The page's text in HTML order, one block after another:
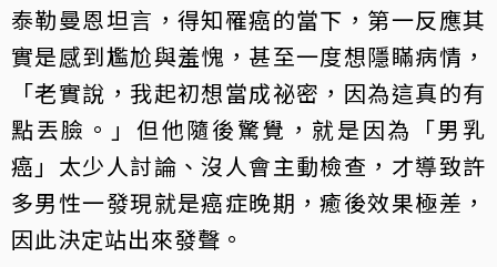
泰勒曼恩坦言，得知罹癌的當下，第一反應其
實是感到尷尬與羞愧，甚至一度想隱瞞病情，
「老實說，我起初想當成祕密，因為這真的有
點丟臉。」但他隨後驚覺，就是因為「男乳
癌」太少人討論、沒人會主動檢查，才導致許
多男性一發現就是癌症晚期，癒後效果極差，
因此決定站出來發聲。